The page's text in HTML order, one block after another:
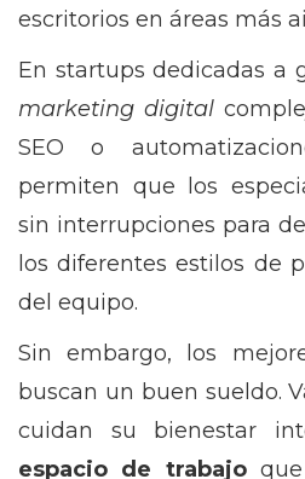
escritorios en áreas más
En startups dedicadas a
marketing digital
SEO o
permiten que los
sin interrupciones para
los diferentes estilos de
del equipo.
Sin embargo, los
buscan un buen sueldo.
cuidan su bienestar
espacio de trabajoque